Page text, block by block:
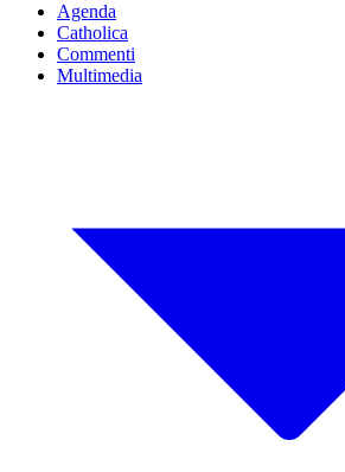
Agenda
Catholica
Commenti
Multimedia